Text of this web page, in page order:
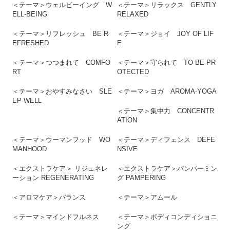
＜テーマ＞ウェルビーイング W
ELL-BEING
＜テーマ＞リラックス GENTLY
RELAXED
＜テーマ＞リフレッシュ BE R
EFRESHED
＜テーマ＞ジョイ JOY OF LIF
E
＜テーマ＞つつまれて COMFO
RT
＜テーマ＞守られて TO BE PR
OTECTED
＜テーマ＞おやすみなさい SLE
EP WELL
＜テーマ＞ヨガ AROMA-YOGA
＜テーマ＞集中力 CONCENTR
ATION
＜テーマ＞ウーマンフッド WO
MANHOOD
＜テーマ＞ディフェンス DEFE
NSIVE
＜エクストラケア＞ リジェネレ
ーション REGENERATING
＜エクストラケア＞パンパーミン
グ PAMPERING
＜アロマケア＞バランス ＜テーマ＞アムール
＜テーマ＞マインドフルネス
＜テーマ＞ボディコンディショニ
ング